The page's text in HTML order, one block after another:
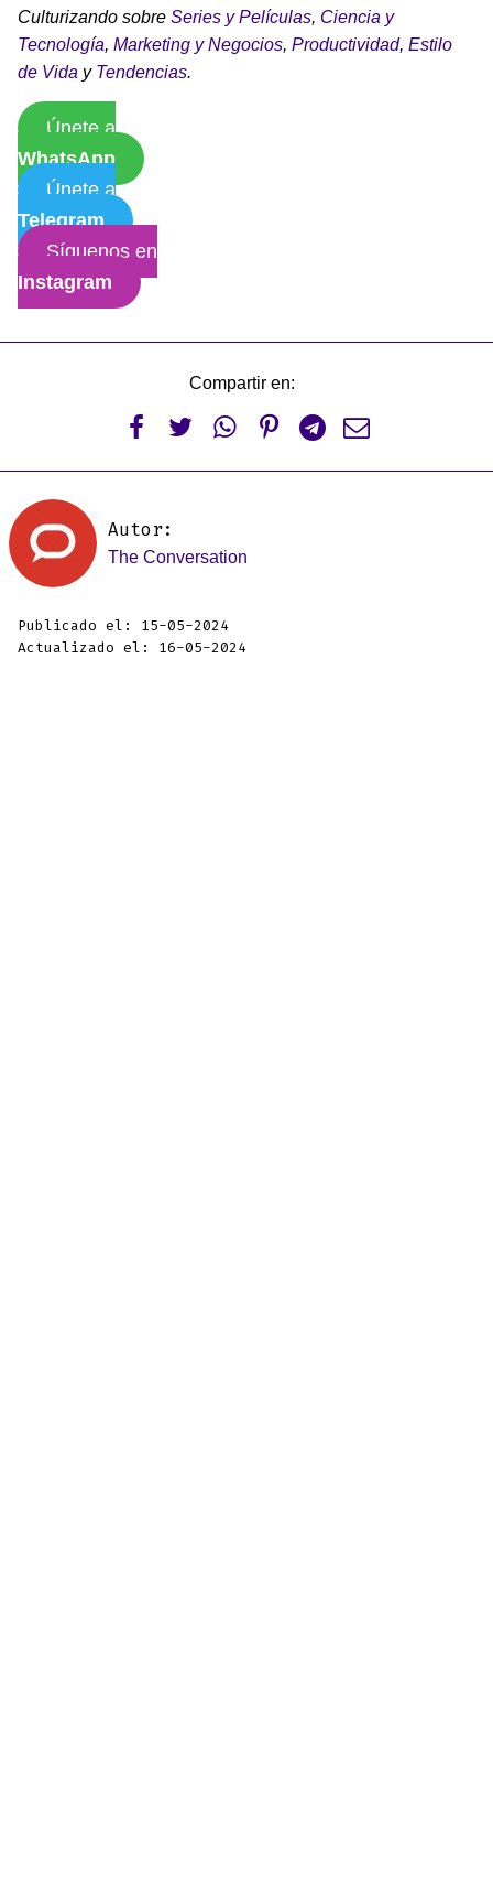
Culturizando sobre Series y Películas, Ciencia y
Tecnología, Marketing y Negocios, Productividad, Estilo
de Vida y Tendencias.
Únete a
WhatsApp
Únete a
Telegram
Síguenos en
Instagram
Compartir en:
     
Autor:
The Conversation
Publicado el: 15-05-2024
Actualizado el: 16-05-2024